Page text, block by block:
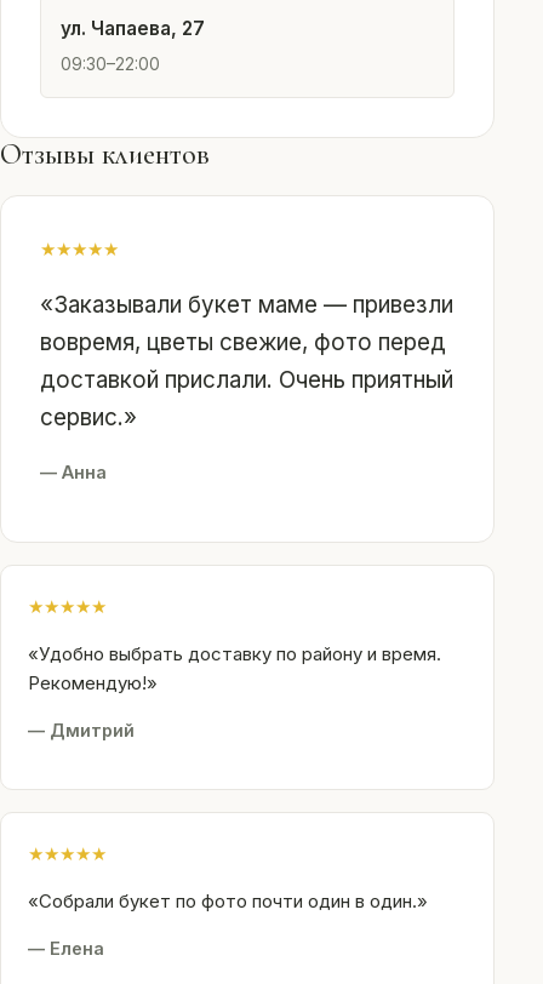
ул. Чапаева, 27
09:30–22:00
Отзывы клиентов
★★★★★
«Заказывали букет маме — привезли
вовремя, цветы свежие, фото перед
доставкой прислали. Очень приятный
сервис.»
— Анна
★★★★★
«Удобно выбрать доставку по району и время.
Рекомендую!»
— Дмитрий
★★★★★
«Собрали букет по фото почти один в один.»
— Елена